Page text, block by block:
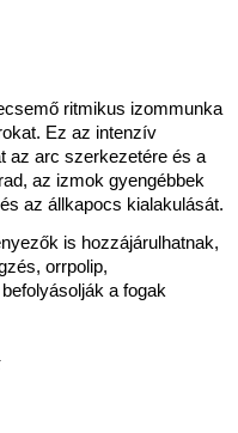
ritmikus izommunka
Ez az intenzív
az arc szerkezetére és a
az izmok gyengébbek
az állkapocs kialakulását.
is hozzájárulhatnak,
orrpolip,
a fogak